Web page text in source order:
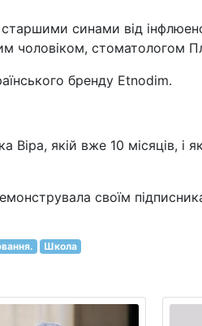
синами від
чоловіком, стоматологом
бренду Etnodim.
якій вже 10 місяців, і
своїм
Школа